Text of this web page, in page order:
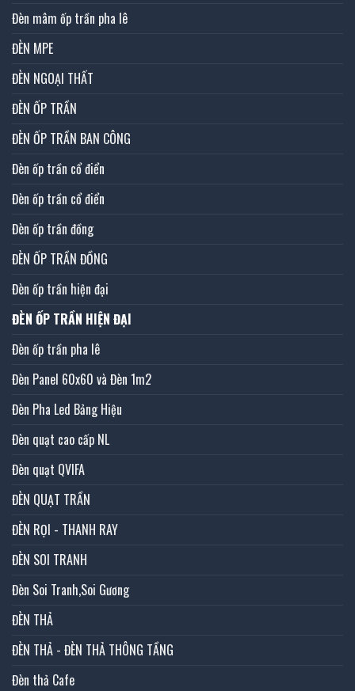
Đèn mâm ốp trần pha lê
ĐÈN MPE
ĐÈN NGOẠI THẤT
ĐÈN ỐP TRẦN
ĐÈN ỐP TRẦN BAN CÔNG
Đèn ốp trần cổ điển
Đèn ốp trần cổ điển
Đèn ốp trần đồng
ĐÈN ỐP TRẦN ĐỒNG
Đèn ốp trần hiện đại
ĐÈN ỐP TRẦN HIỆN ĐẠI
Đèn ốp trần pha lê
Đèn Panel 60x60 và Đèn 1m2
Đèn Pha Led Bảng Hiệu
Đèn quạt cao cấp NL
Đèn quạt QVIFA
ĐÈN QUẠT TRẦN
ĐÈN RỌI - THANH RAY
ĐÈN SOI TRANH
Đèn Soi Tranh,Soi Gương
ĐÈN THẢ
ĐÈN THẢ - ĐÈN THẢ THÔNG TẦNG
Đèn thả Cafe